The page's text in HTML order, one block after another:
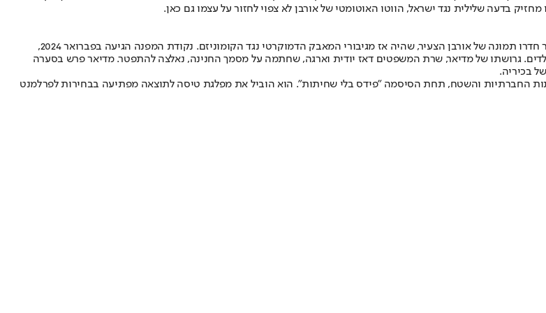
בדעה שלילית נגד ישראל, הווטו האוטומטי של אורבן לא צפוי לחזור על עצמו גם כאן.
מדיאר, עורך דין בן 44 שגדל בבודפשט, צמח מתוך לב ליבו של מחנה אורבן. בילדותו תלה על קיר חדרו תמונה של אורבן הצעיר, שהיה אז מגיבורי המאבק הדמוקרטי נגד הקומוניזם. נקודת המפנה הגיעה בפברואר 2024,
גרושתו של מדיאר, שרת המשפטים דאז יודית וארגה, שחתמה על מסמך החנינה, נאלצה להתפטר. מדיאר פרש בסערה
בכיריה.
החברתיות והשטח, תחת הסיסמה ״פידס בלי שחיתות״. הוא הוביל את מפלגת טיסה לתוצאה מפתיעה בבחירות לפרלמנט